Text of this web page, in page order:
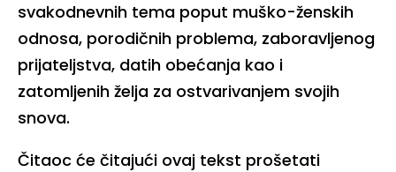
svakodnevnih tema poput muško-ženskih
odnosa, porodičnih problema, zaboravljenog
prijateljstva, datih obećanja kao i
zatomljenih želja za ostvarivanjem svojih
snova.
Čitaoc će čitajući ovaj tekst prošetati